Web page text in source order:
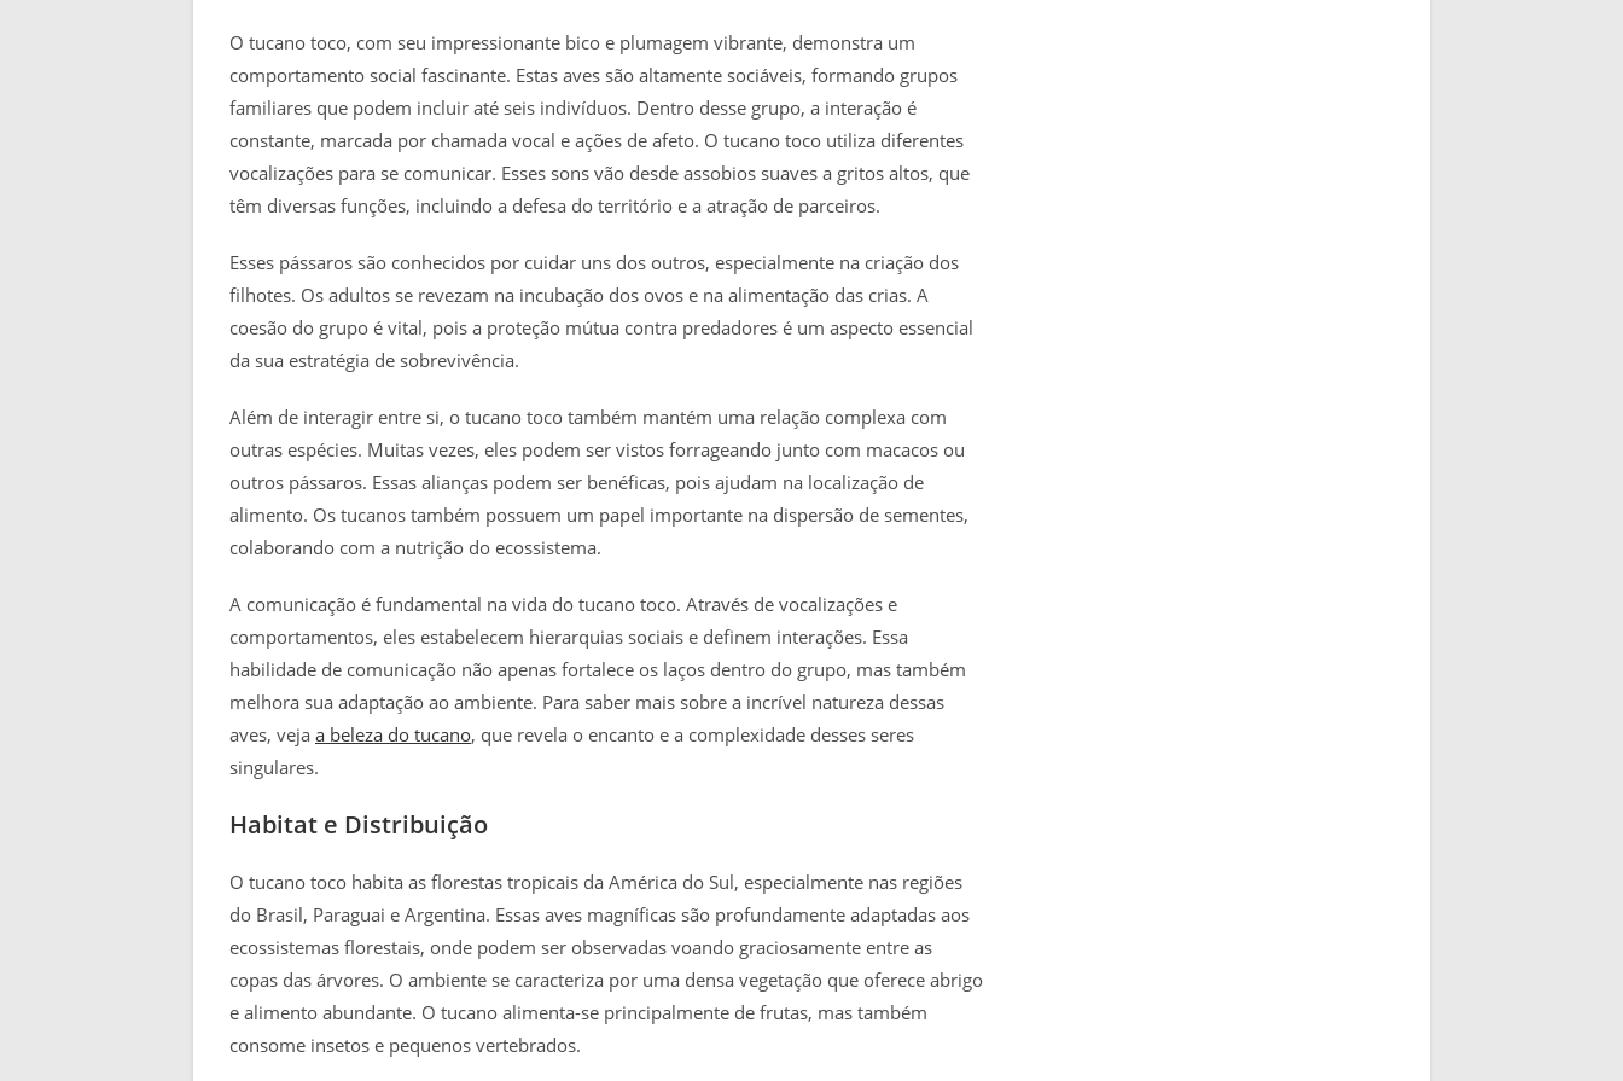
O tucano toco, com seu impressionante bico e plumagem vibrante, demonstra um
comportamento social fascinante. Estas aves são altamente sociáveis, formando grupos
familiares que podem incluir até seis indivíduos. Dentro desse grupo, a interação é
constante, marcada por chamada vocal e ações de afeto. O tucano toco utiliza diferentes
vocalizações para se comunicar. Esses sons vão desde assobios suaves a gritos altos, que
têm diversas funções, incluindo a defesa do território e a atração de parceiros.
Esses pássaros são conhecidos por cuidar uns dos outros, especialmente na criação dos
filhotes. Os adultos se revezam na incubação dos ovos e na alimentação das crias. A
coesão do grupo é vital, pois a proteção mútua contra predadores é um aspecto essencial
da sua estratégia de sobrevivência.
Além de interagir entre si, o tucano toco também mantém uma relação complexa com
outras espécies. Muitas vezes, eles podem ser vistos forrageando junto com macacos ou
outros pássaros. Essas alianças podem ser benéficas, pois ajudam na localização de
alimento. Os tucanos também possuem um papel importante na dispersão de sementes,
colaborando com a nutrição do ecossistema.
A comunicação é fundamental na vida do tucano toco. Através de vocalizações e
comportamentos, eles estabelecem hierarquias sociais e definem interações. Essa
habilidade de comunicação não apenas fortalece os laços dentro do grupo, mas também
melhora sua adaptação ao ambiente. Para saber mais sobre a incrível natureza dessas
aves, veja a beleza do tucano, que revela o encanto e a complexidade desses seres
singulares.
Habitat e Distribuição
O tucano toco habita as florestas tropicais da América do Sul, especialmente nas regiões
do Brasil, Paraguai e Argentina. Essas aves magníficas são profundamente adaptadas aos
ecossistemas florestais, onde podem ser observadas voando graciosamente entre as
copas das árvores. O ambiente se caracteriza por uma densa vegetação que oferece abrigo
e alimento abundante. O tucano alimenta-se principalmente de frutas, mas também
consome insetos e pequenos vertebrados.